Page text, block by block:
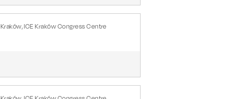
Kraków, ICE Kraków Congress Centre